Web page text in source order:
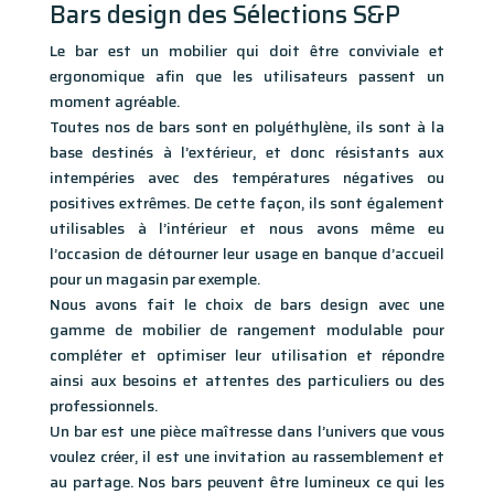
Bars design des Sélections S&P
Le bar est un mobilier qui doit être conviviale et
ergonomique afin que les utilisateurs passent un
moment agréable.
Toutes nos de bars sont en polyéthylène, ils sont à la
base destinés à l’extérieur, et donc résistants aux
intempéries avec des températures négatives ou
positives extrêmes. De cette façon, ils sont également
utilisables à l’intérieur et nous avons même eu
l’occasion de détourner leur usage en banque d’accueil
pour un magasin par exemple.
Nous avons fait le choix de bars design avec une
gamme de mobilier de rangement modulable pour
compléter et optimiser leur utilisation et répondre
ainsi aux besoins et attentes des particuliers ou des
professionnels.
Un bar est une pièce maîtresse dans l’univers que vous
voulez créer, il est une invitation au rassemblement et
au partage. Nos bars peuvent être lumineux ce qui les